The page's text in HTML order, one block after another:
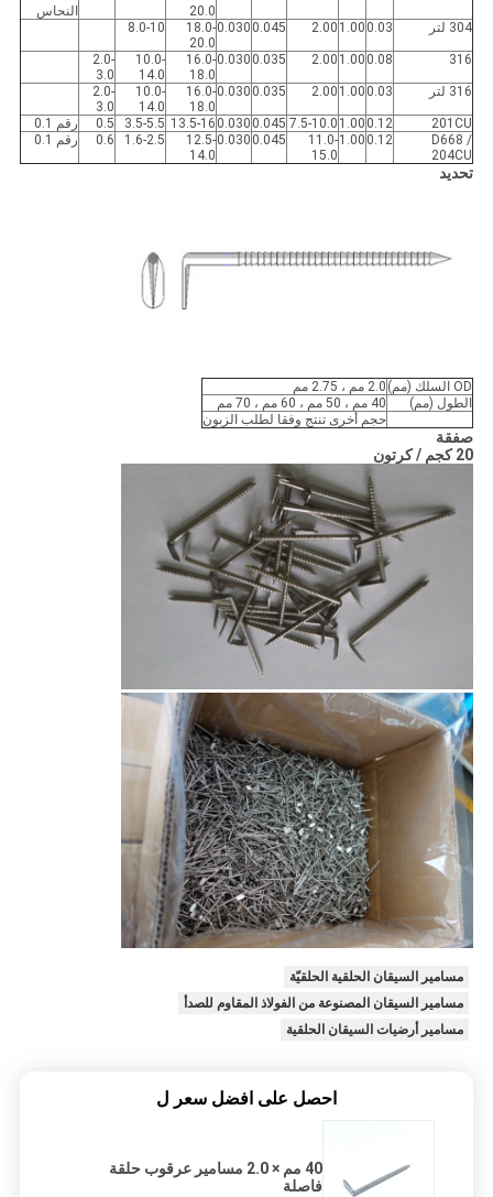
20.0
النحاس
304 لتر
0.03
1.00
2.00
0.045
0.030
18.0-
20.0
8.0-10
316
0.08
1.00
2.00
0.035
0.030
16.0-
18.0
10.0-
14.0
2.0-
3.0
316 لتر
0.03
1.00
2.00
0.035
0.030
16.0-
18.0
10.0-
14.0
2.0-
3.0
201CU
0.12
1.00
7.5-10.0
0.045
0.030
13.5-16
3.5-5.5
0.5
رقم 0.1
D668 /
204CU
0.12
1.00
11.0-
15.0
0.045
0.030
12.5-
14.0
1.6-2.5
0.6 رقم 0.1
تحديد
OD السلك (مم)
2.0 مم ، 2.75 مم
الطول (مم)
40 مم ، 50 مم ، 60 مم ، 70 مم
حجم أخرى تنتج وفقا لطلب الزبون
صفقة
20 كجم / كرتون
مسامير السيقان الحلقية الحلقيّة
مسامير السيقان المصنوعة من الفولاذ المقاوم للصدأ
مسامير أرضيات السيقان الحلقية
احصل على افضل سعر ل
40 مم × 2.0 مسامير عرقوب حلقة
فاصلة